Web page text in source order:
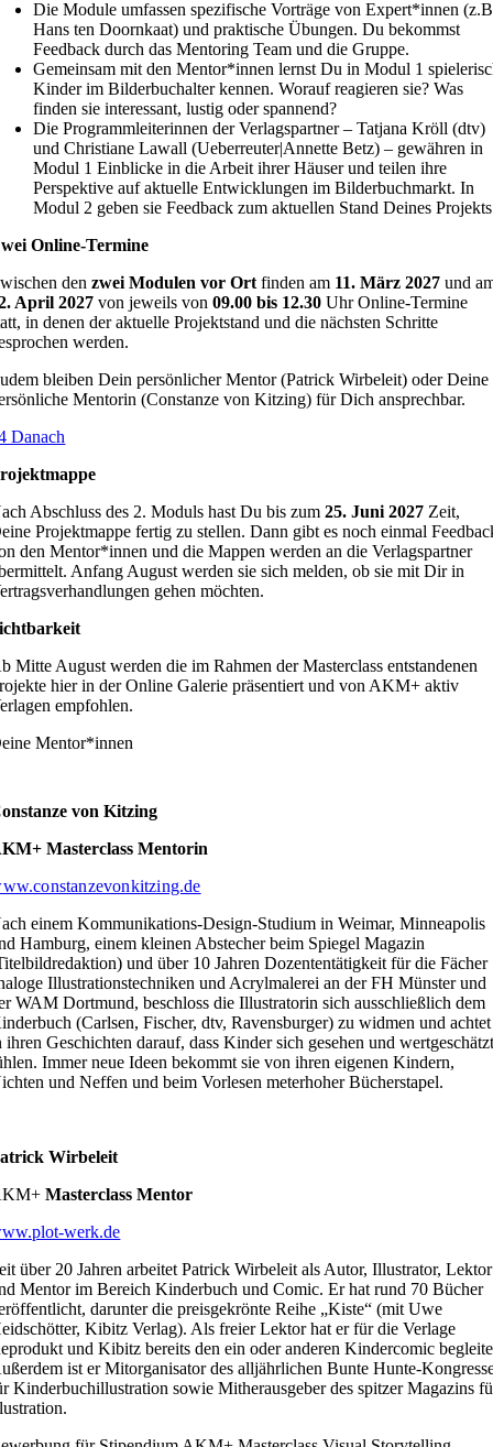
Die Module umfassen spezifische Vorträge von Expert*innen
Hans ten Doornkaat) und praktische Übungen. Du bekommst
Feedback durch das Mentoring Team und die Gruppe.
Gemeinsam mit den Mentor*innen lernst Du in Modul 1
Kinder im Bilderbuchalter kennen. Worauf reagieren sie? Was
finden sie interessant, lustig oder spannend?
Die Programmleiterinnen der Verlagspartner – Tatjana Kröll (dtv)
und Christiane Lawall (Ueberreuter|Annette Betz) – gewähren in
Modul 1 Einblicke in die Arbeit ihrer Häuser und teilen ihre
Perspektive auf aktuelle Entwicklungen im Bilderbuchmarkt. In
Modul 2 geben sie Feedback zum aktuellen Stand Deines
Online-Termine
denzwei Modulen vor Ort finden am 11. März 2027 und
April 2027 von jeweils von09.00 bis 12.30 Uhr Online-Termine
in denen der aktuelle Projektstand und die nächsten Schritte
werden.
bleiben Dein persönlicher Mentor (Patrick Wirbeleit) oder Deine
Mentorin (Constanze von Kitzing) für Dich ansprechbar.
Danach
Abschluss des 2. Moduls hast Du bis zum25. Juni 2027 Zeit,
Projektmappe fertig zu stellen. Dann gibt es noch einmal
den Mentor*innen und die Mappen werden an die Verlagspartner
Anfang August werden sie sich melden, ob sie mit Dir in
gehen möchten.
Mitte August werden die im Rahmen der Masterclass entstandenen
hier in der Online Galerie präsentiert und von AKM+ aktiv
empfohlen.
Mentor*innen
von Kitzing
Masterclass Mentorin
einem Kommunikations-Design-Studium in Weimar, Minneapolis
Hamburg, einem kleinen Abstecher beim Spiegel Magazin
und über 10 Jahren Dozententätigkeit für die Fächer
Illustrationstechniken und Acrylmalerei an der FH Münster und
WAM Dortmund, beschloss die Illustratorin sich ausschließlich dem
(Carlsen, Fischer, dtv, Ravensburger) zu widmen und achtet
ihren Geschichten darauf, dass Kinder sich gesehen und
Immer neue Ideen bekommt sie von ihren eigenen Kindern,
und Neffen und beim Vorlesen meterhoher Bücherstapel.
Wirbeleit
Masterclass Mentor
werk.de
über 20 Jahren arbeitet Patrick Wirbeleit als Autor, Illustrator, Lektor
Mentor im Bereich Kinderbuch und Comic. Er hat rund 70 Bücher
darunter die preisgekrönte Reihe „Kiste“ (mit Uwe
Kibitz Verlag). Als freier Lektor hat er für die Verlage
und Kibitz bereits den ein oder anderen Kindercomic
ist er Mitorganisator des alljährlichen Bunte Hunte-
Kinderbuchillustration sowie Mitherausgeber des spitzer Magazins